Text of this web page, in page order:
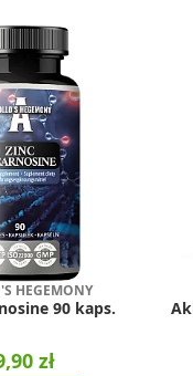
HEGEMONY
90 kaps.
zł